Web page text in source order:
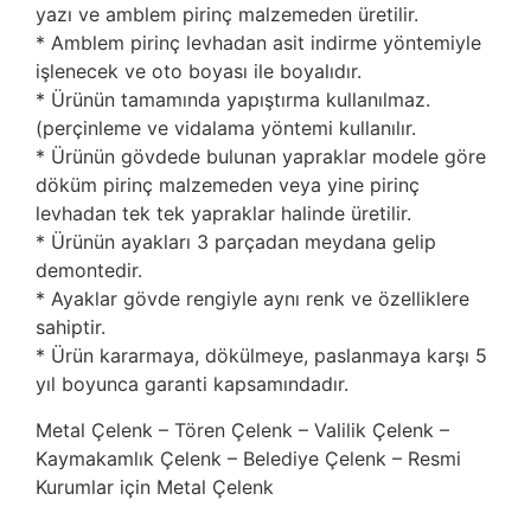
yazı ve amblem pirinç malzemeden üretilir.
* Amblem pirinç levhadan asit indirme yöntemiyle
işlenecek ve oto boyası ile boyalıdır.
* Ürünün tamamında yapıştırma kullanılmaz.
(perçinleme ve vidalama yöntemi kullanılır.
* Ürünün gövdede bulunan yapraklar modele göre
döküm pirinç malzemeden veya yine pirinç
levhadan tek tek yapraklar halinde üretilir.
* Ürünün ayakları 3 parçadan meydana gelip
demontedir.
* Ayaklar gövde rengiyle aynı renk ve özelliklere
sahiptir.
* Ürün kararmaya, dökülmeye, paslanmaya karşı 5
yıl boyunca garanti kapsamındadır.
Metal Çelenk – Tören Çelenk – Valilik Çelenk –
Kaymakamlık Çelenk – Belediye Çelenk – Resmi
Kurumlar için Metal Çelenk